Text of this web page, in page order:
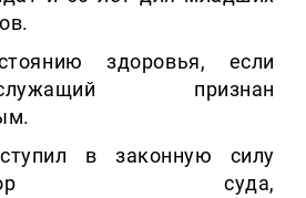
здоровья, если
признан
в законную силу
суда,